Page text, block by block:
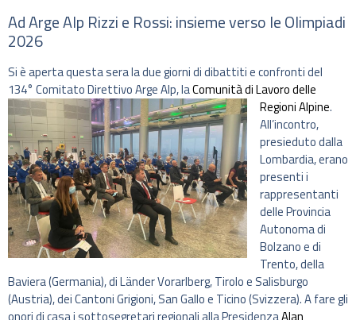
Ad Arge Alp Rizzi e Rossi: insieme verso le Olimpiadi
2026
Si è aperta questa sera la due giorni di dibattiti e confronti del
134° Comitato Direttivo Arge Alp, laComunità di Lavoro delle
Regioni Alpine.
All’incontro,
presieduto dalla
Lombardia, erano
presenti i
rappresentanti
delle Provincia
Autonoma di
Bolzano e di
Trento, della
Baviera (Germania), di Länder Vorarlberg, Tirolo e Salisburgo
(Austria), dei Cantoni Grigioni, San Gallo e Ticino (Svizzera). A fare gli